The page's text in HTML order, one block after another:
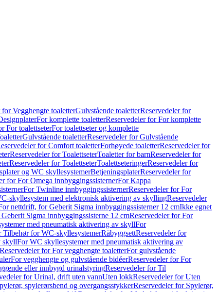
for Vegghengte toaletterGulvstående toaletterReservedeler for
For komplette toaletterReservedeler for For komplette
For toalettseterFor toalettseter og komplette
Gulvstående toaletterReservedeler for Gulvstående
for Comfort toaletterForhøyede toaletterReservedeler for
Reservedeler for ToalettseterToaletter for barnReservedeler for
Reservedeler for ToalettseterToalettseteringerReservedeler for
og WC skyllesystemerBetjeningsplaterReservedeler for
for For Omega innbyggingssisternerFor Kappa
For Twinline innbyggingssisternerReservedeler for For
skyllesystem med elektronisk aktivering av skyllingReservedeler
nettdrift, for Geberit Sigma innbyggingssisterner 12 cmIkke egnet
Sigma innbyggingssisterne 12 cmReservedeler for For
med pneumatisk aktivering av skyllFor
Tilbehør for WC-skyllesystemerRåbyggsettReservedeler for
skyllFor WC skyllesystemer med pneumatisk aktivering av
Reservedeler for For vegghengte toaletterFor gulvstående
For vegghengte og gulvstående bidéerReservedeler for For
eller innbygd urinalstyringReservedeler for Til
for Urinal, drift uten vannUten lokkReservedeler for Uten
spylerørsbend og overgangsstykkerReservedeler for Spylerør,